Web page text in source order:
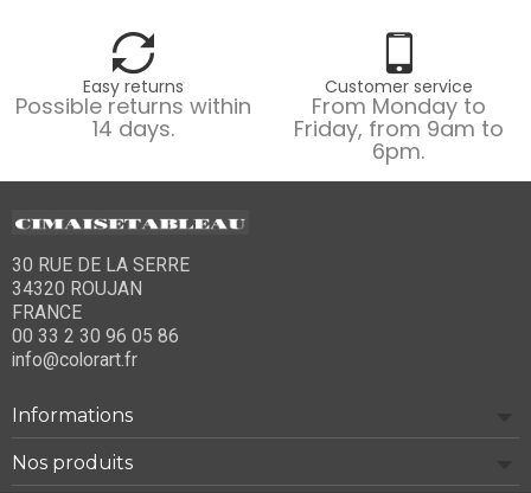
Easy returns
Possible returns within
14 days.
Customer service
From Monday to
Friday, from 9am to
6pm.
30 RUE DE LA SERRE
34320 ROUJAN
FRANCE
00 33 2 30 96 05 86
info@colorart.fr
Informations
Nos produits